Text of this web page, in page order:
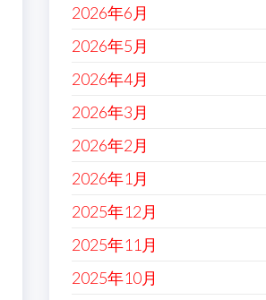
2026年6月
2026年5月
2026年4月
2026年3月
2026年2月
2026年1月
2025年12月
2025年11月
2025年10月